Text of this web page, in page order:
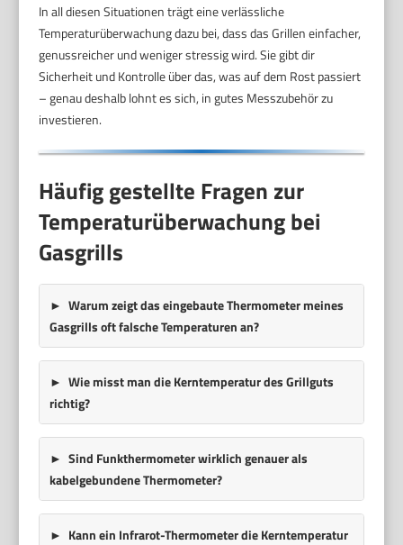
In all diesen Situationen trägt eine verlässliche
Temperaturüberwachung dazu bei, dass das Grillen einfacher,
genussreicher und weniger stressig wird. Sie gibt dir
Sicherheit und Kontrolle über das, was auf dem Rost passiert
– genau deshalb lohnt es sich, in gutes Messzubehör zu
investieren.
Häufig gestellte Fragen zur
Temperaturüberwachung bei
Gasgrills
Warum zeigt das eingebaute Thermometer meines
Gasgrills oft falsche Temperaturen an?
Wie misst man die Kerntemperatur des Grillguts
richtig?
Sind Funkthermometer wirklich genauer als
kabelgebundene Thermometer?
Kann ein Infrarot-Thermometer die Kerntemperatur